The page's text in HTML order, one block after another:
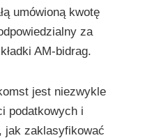
umówioną kwotę
za
AM-bidrag.
jest niezwykle
podatkowych i
jak zaklasyfikować